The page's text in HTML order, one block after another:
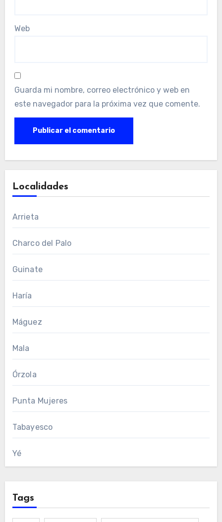
Web
Guarda mi nombre, correo electrónico y web en
este navegador para la próxima vez que comente.
Localidades
Arrieta
Charco del Palo
Guinate
Haría
Máguez
Mala
Órzola
Punta Mujeres
Tabayesco
Yé
Tags